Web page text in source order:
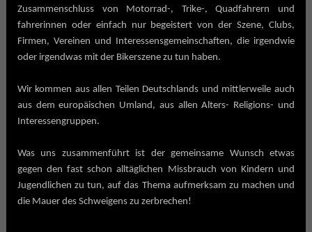
Zusammenschluss von Motorrad-, Trike-, Quadfahrern und
fahrerinnen oder einfach nur begeistert von der Szene, Clubs,
Firmen, Vereinen und Interessensgemeinschaften, die irgendwie
oder irgendwas mit der Bikerszene zu tun haben.
Wir kommen aus allen Teilen Deutschlands und mittlerweile auch
aus dem europäischen Umland, aus allen Alters- Religions- und
Interessengruppen.
Was uns zusammenführt ist der gemeinsame Wunsch etwas
gegen den fast schon alltäglichen Missbrauch von Kindern und
Jugendlichen zu tun, auf das Thema aufmerksam zu machen und
die Mauer des Schweigens zu zerbrechen!